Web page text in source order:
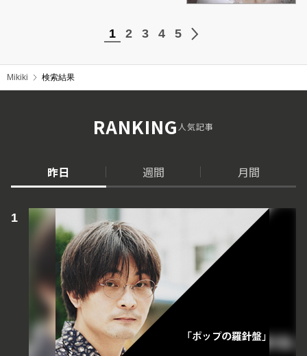
1 2 3 4 5
Mikiki 検索結果
RANKING人気記事
昨日 週間 月間